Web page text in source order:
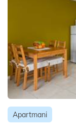
- do javnog
- do sljedeće
magistrala i sl.): 1 km
- do najbližeg
Apartmani